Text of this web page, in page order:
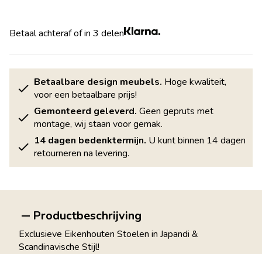
Betaal achteraf of in 3 delen
Betaalbare design meubels. Hoge kwaliteit,
voor een betaalbare prijs!
Gemonteerd geleverd. Geen gepruts met
montage, wij staan voor gemak.
14 dagen bedenktermijn. U kunt binnen 14 dagen
retourneren na levering.
Productbeschrijving
Exclusieve Eikenhouten Stoelen in Japandi &
Scandinavische Stijl!